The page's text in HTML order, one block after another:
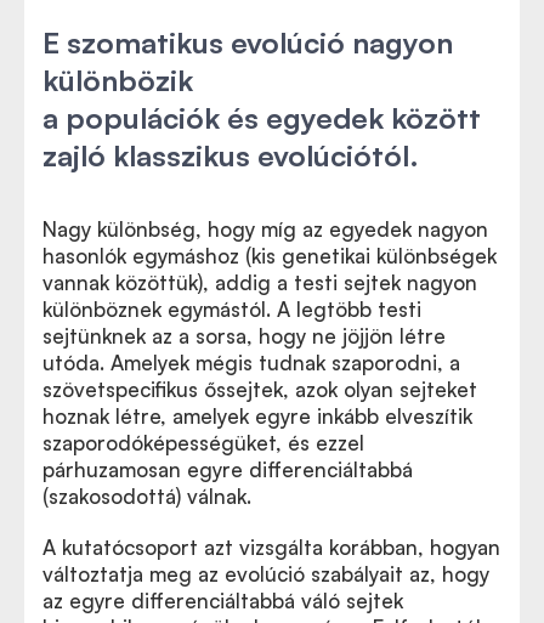
E szomatikus evolúció nagyon
különbözik
a populációk és egyedek között
zajló klasszikus evolúciótól.
Nagy különbség, hogy míg az egyedek nagyon
hasonlók egymáshoz (kis genetikai különbségek
vannak közöttük), addig a testi sejtek nagyon
különböznek egymástól. A legtöbb testi
sejtünknek az a sorsa, hogy ne jöjjön létre
utóda. Amelyek mégis tudnak szaporodni, a
szövetspecifikus őssejtek, azok olyan sejteket
hoznak létre, amelyek egyre inkább elveszítik
szaporodóképességüket, és ezzel
párhuzamosan egyre differenciáltabbá
(szakosodottá) válnak.
A kutatócsoport azt vizsgálta korábban, hogyan
változtatja meg az evolúció szabályait az, hogy
az egyre differenciáltabbá váló sejtek